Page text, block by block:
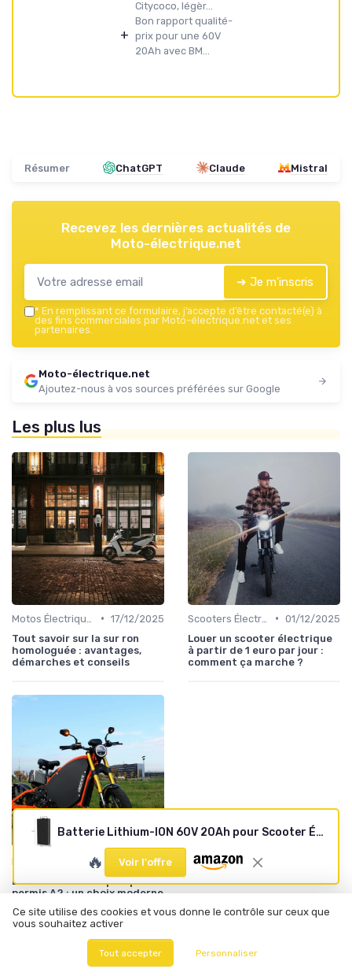
Citycoco, légèr...
+
Bon rapport qualité-
prix pour une 60V
20Ah avec BM...
Résumer ChatGPT Claude Mistral
Recevez les dernières actualités de
Moto-électrique.net
➔ Je m'inscris
* En remplissant ce formulaire, j’accepte d’être contacté(e) à
des fins commerciales par Moto-électrique.net et ses
partenaires.
Moto-électrique.net
Ajoutez-nous à vos sources préférées sur Google
Les plus lus
• 17/12/2025
Tout savoir sur la sur ron
homologuée : avantages,
démarches et conseils
• 01/12/2025
Louer un scooter électrique
à partir de 1 euro par jour :
comment ça marche ?
•
12/06/2025
Les motos électriques pour
permis A2 : un choix moderne
Batterie Lithium-ION 60V 20Ah pour Scooter Électrique
🔥 Voir l'offre
Ce site utilise des cookies et vous donne le contrôle sur ceux que
vous souhaitez activer
Tout accepter Personnaliser